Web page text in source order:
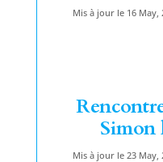
Mis à jour le 16 May,
Simon
Mis à jour le 23 May,